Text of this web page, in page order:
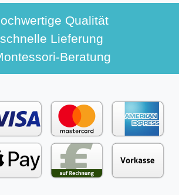
Qualität
schnelle Lieferung
Beratung